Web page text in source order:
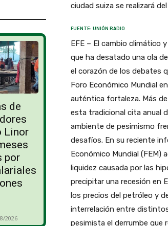
de
Linor
por
2026
ciudad suiza se realizará
FUENTE: UNIÓN RADIO
EFE – El cambio climático
que ha desatado una ola
el corazón de los debates
Foro Económico Mundial
auténtica fortaleza. Más
esta tradicional cita anual
ambiente de pesimismo
desafíos. En su reciente
Económico Mundial (FEM)
liquidez causada por las
precipitar una recesión en
los precios del petróleo y
interrelación entre
pesimista el derrumbe que